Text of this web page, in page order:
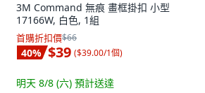
3M Command 無痕 畫框掛扣 小型
17166W, 白色, 1組
首購折扣價$66
40% $39 ($39.00/1個)
明天 8/8 (六) 預計送達